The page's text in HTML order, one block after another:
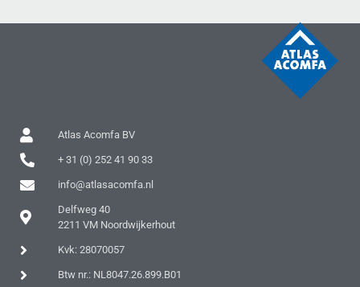
Atlas Acomfa BV
+ 31 (0) 252 41 90 33
info@atlasacomfa.nl
Delfweg 40
2211 VM Noordwijkerhout
Kvk: 28070057
Btw nr.: NL8047.26.899.B01